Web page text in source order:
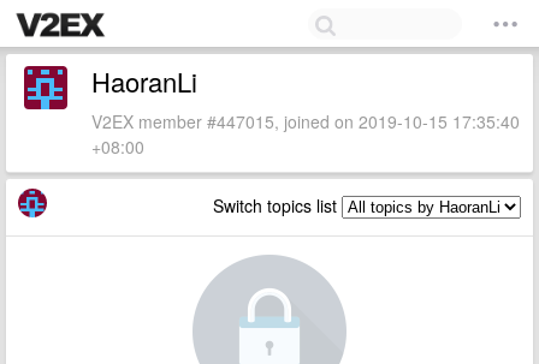
HaoranLi
V2EX member #447015, joined on 2019-10-15 17:35:40
+08:00
Switch topics list